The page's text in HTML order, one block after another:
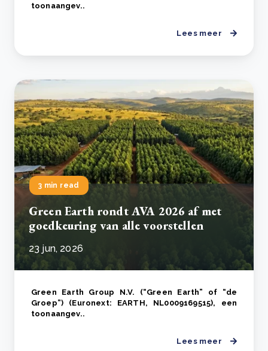
toonaangev..
Lees meer
3 min read
Green Earth rondt AVA 2026 af met
goedkeuring van alle voorstellen
23 jun, 2026
Green Earth Group N.V. (“Green Earth” of “de
Groep”) (Euronext: EARTH, NL0009169515), een
toonaangev..
Lees meer